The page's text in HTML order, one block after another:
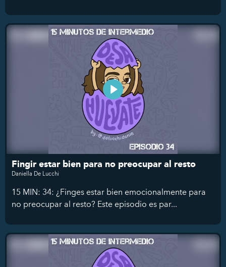
Fingir estar bien para no preocupar al resto
Daniella De Lucchi
15 MIN: 34: ¿Finges estar bien emocionalmente para
no preocupar al resto? Este episodio es par...